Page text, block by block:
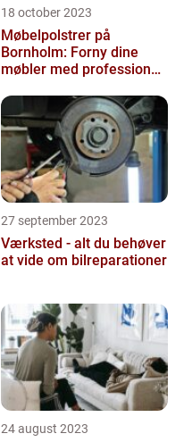
18 october 2023
Møbelpolstrer på
Bornholm: Forny dine
møbler med professionel
27 september 2023
Værksted - alt du behøver
at vide om bilreparationer
24 august 2023